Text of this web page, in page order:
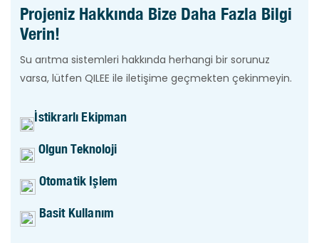
Projeniz Hakkında Bize Daha Fazla Bilgi
Verin!
Su arıtma sistemleri hakkında herhangi bir sorunuz
varsa, lütfen QILEE ile iletişime geçmekten çekinmeyin.
İstikrarlı Ekipman
Olgun Teknoloji
Otomatik Işlem
Basit Kullanım